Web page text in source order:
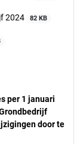
2024 82 KB
per 1 januari
door te